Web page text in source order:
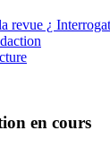
revue ¿
en cours